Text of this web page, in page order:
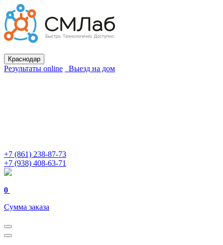
Краснодар
Результаты online Выезд на дом
+7 (861) 238-87-73
+7 (938) 408-63-71
0
Сумма заказа